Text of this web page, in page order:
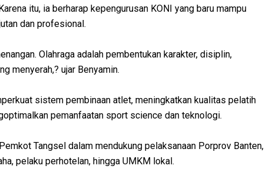
itu, ia berharap kepengurusan KONI yang baru mampu
dan profesional.
Olahraga adalah pembentukan karakter, disiplin,
menyerah,? ujar Benyamin.
sistem pembinaan atlet, meningkatkan kualitas pelatih
pemanfaatan sport science dan teknologi.
Tangsel dalam mendukung pelaksanaan Porprov Banten,
pelaku perhotelan, hingga UMKM lokal.